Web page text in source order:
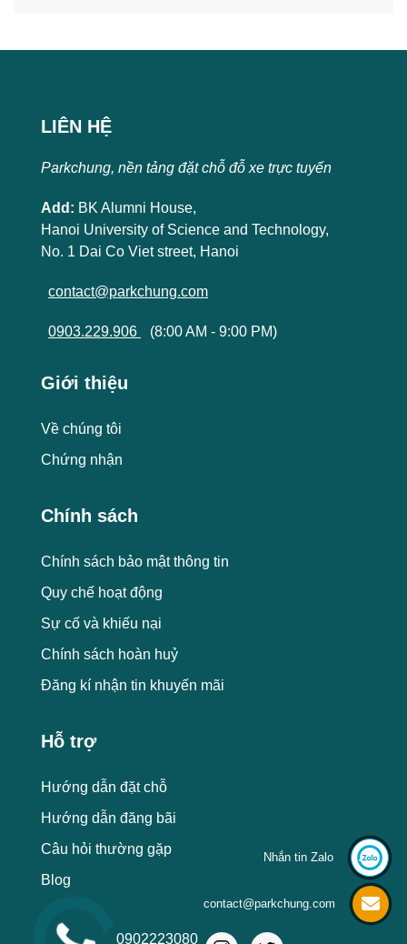
LIÊN HỆ
Parkchung, nền tảng đặt chỗ đỗ xe trực tuyến
Add: BK Alumni House,
Hanoi University of Science and Technology,
No. 1 Dai Co Viet street, Hanoi
contact@parkchung.com
0903.229.906 (8:00 AM - 9:00 PM)
Giới thiệu
Về chúng tôi
Chứng nhận
Chính sách
Chính sách bảo mật thông tin
Quy chế hoạt động
Sự cố và khiếu nại
Chính sách hoàn huỷ
Đăng kí nhận tin khuyến mãi
Hỗ trợ
Hướng dẫn đặt chỗ
Hướng dẫn đăng bãi
Câu hỏi thường gặp
Blog
0902223080
Nhắn tin Zalo
contact@parkchung.com